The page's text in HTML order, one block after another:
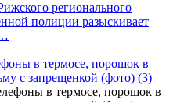
регионального
полиции разыскивает
в термосе, порошок в
с запрещенкой (фото) (3)